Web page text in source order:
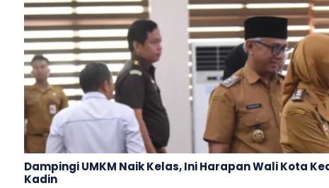
Dampingi UMKM Naik Kelas, Ini Harapan Wali Kota
Kadin